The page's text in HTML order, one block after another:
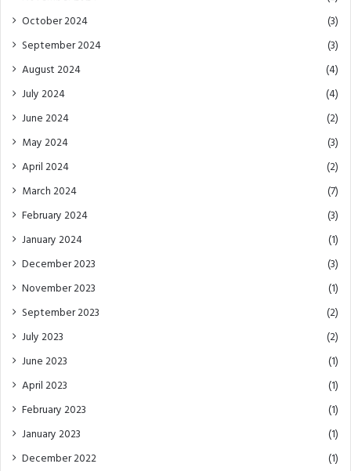
October 2024
(3)
September 2024
(3)
August 2024
(4)
July 2024
(4)
June 2024
(2)
May 2024
(3)
April 2024
(2)
March 2024
(7)
February 2024
(3)
January 2024
(1)
December 2023
(3)
November 2023
(1)
September 2023
(2)
July 2023
(2)
June 2023
(1)
April 2023
(1)
February 2023
(1)
January 2023
(1)
December 2022
(1)